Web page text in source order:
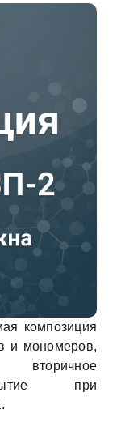
композиция
и мономеров,
при